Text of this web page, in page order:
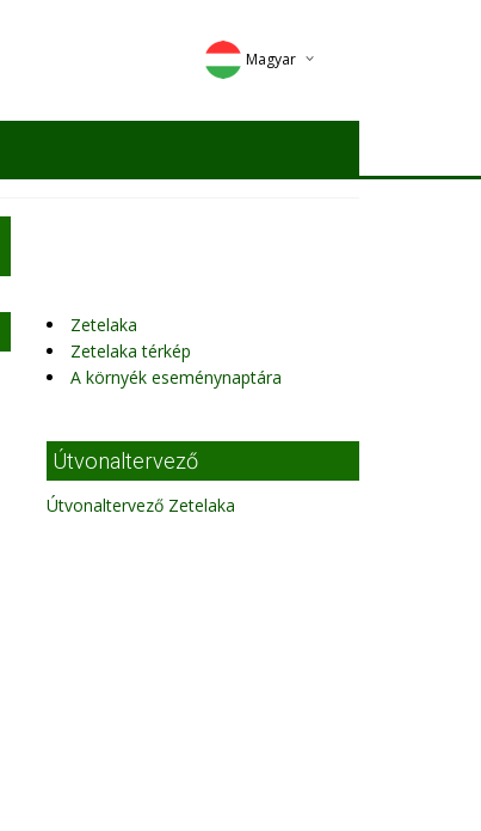
Magyar
Deutsch
Zetelaka
Zetelaka térkép
A környék eseménynaptára
Útvonaltervező
Útvonaltervező Zetelaka